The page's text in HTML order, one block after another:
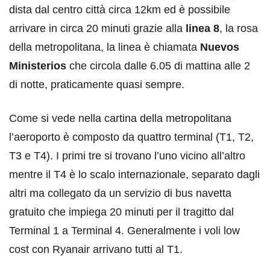
dista dal centro città circa 12km ed è possibile
arrivare in circa 20 minuti grazie alla linea 8, la rosa
della metropolitana, la linea è chiamata Nuevos
Ministerios che circola dalle 6.05 di mattina alle 2
di notte, praticamente quasi sempre.
Come si vede nella cartina della metropolitana
l’aeroporto è composto da quattro terminal (T1, T2,
T3 e T4). I primi tre si trovano l’uno vicino all’altro
mentre il T4 è lo scalo internazionale, separato dagli
altri ma collegato da un servizio di bus navetta
gratuito che impiega 20 minuti per il tragitto dal
Terminal 1 a Terminal 4. Generalmente i voli low
cost con Ryanair arrivano tutti al T1.